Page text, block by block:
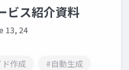
ビス紹介資料
13, 24
作成
#自動生成